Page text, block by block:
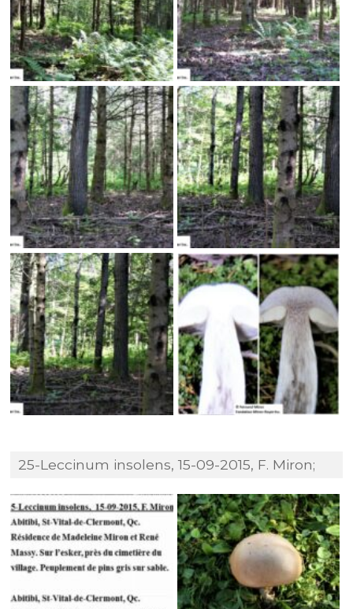
25-Leccinum insolens, 15-09-2015, F. Miron;